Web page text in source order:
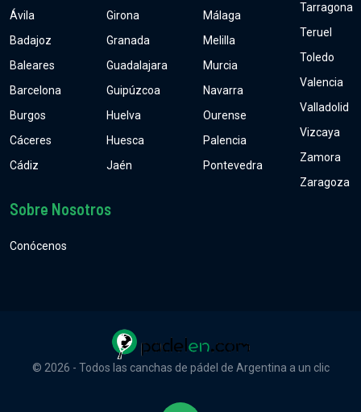
Ávila
Badajoz
Baleares
Barcelona
Burgos
Cáceres
Cádiz
Girona
Granada
Guadalajara
Guipúzcoa
Huelva
Huesca
Jaén
Málaga
Melilla
Murcia
Navarra
Ourense
Palencia
Pontevedra
Tarragona
Teruel
Toledo
Valencia
Valladolid
Vizcaya
Zamora
Zaragoza
Sobre Nosotros
Conócenos
© 2026 - Todos las canchas de pádel de Argentina a un clic